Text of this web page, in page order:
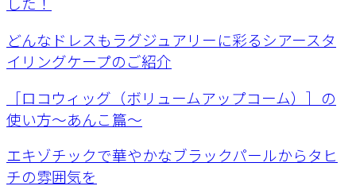
した！
どんなドレスもラグジュアリーに彩るシアースタ
イリングケープのご紹介
［ロコウィッグ（ボリュームアップコーム）］の
使い方〜あんこ篇〜
エキゾチックで華やかなブラックパールからタヒ
チの雰囲気を